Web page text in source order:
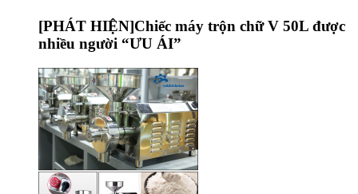
[PHÁT HIỆN]Chiếc máy trộn chữ V 50L được
nhiều người “ƯU ÁI”